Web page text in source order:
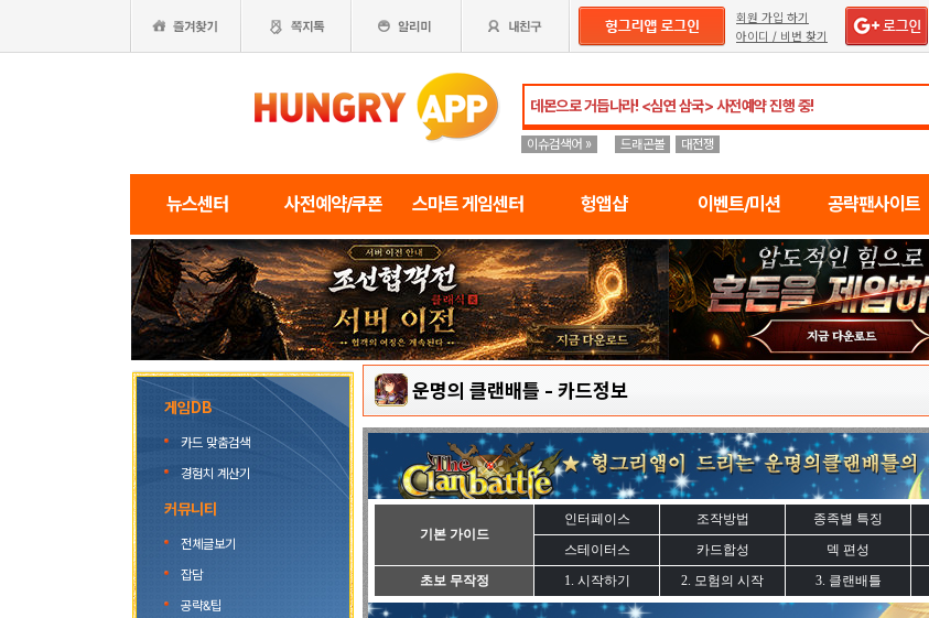
회원 가입 하기
아이디 / 비번 찾기
이슈검색어 » 드래곤볼 대전쟁
뉴스센터 사전예약/쿠폰 스마트 게임센터 헝앱샵 이벤트/미션 공략팬사이트
게임DB
카드 맞춤검색
경험치 계산기
커뮤니티
전체글보기
잡담
공략&팁
운명의 클랜배틀 - 카드정보
기본 가이드
인터페이스 조작방법 종족별 특징
스테이터스
카드합성 덱 편성
초보 무작정
1. 시작하기 2. 모험의 시작 3. 클랜배틀